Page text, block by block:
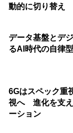
動的に切り替え
データ基盤とデ
るAI時代の自律
6Gはスペック重
視へ 進化を支え
ーション